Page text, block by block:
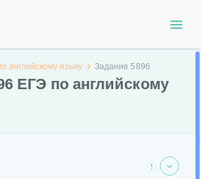
английскому языку Задание 5896
ЕГЭ по английскому